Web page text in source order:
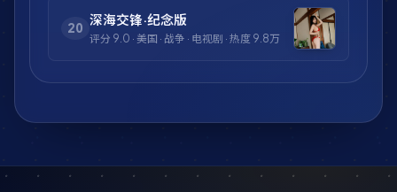
20
深海交锋·纪念版
评分 9.0 · 美国 · 战争 · 电视剧 · 热度 9.8万